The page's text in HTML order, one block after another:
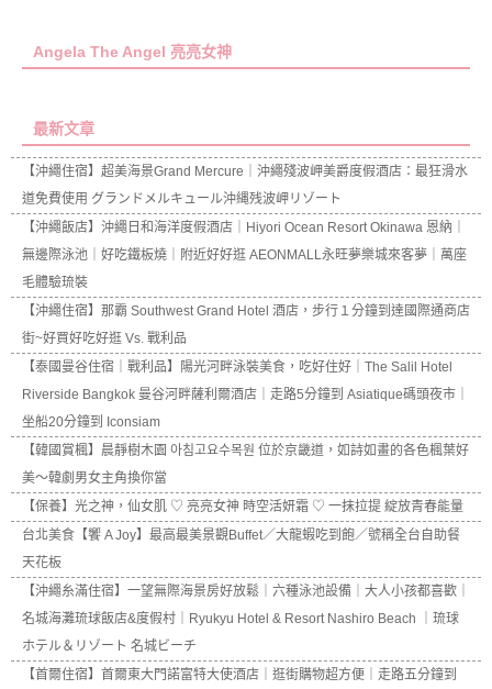
Angela The Angel 亮亮女神
最新文章
【沖繩住宿】超美海景Grand Mercure｜沖繩殘波岬美爵度假酒店：最狂滑水
道免費使用 グランドメルキュール沖縄残波岬リゾート
【沖繩飯店】沖繩日和海洋度假酒店｜Hiyori Ocean Resort Okinawa 恩納｜
無邊際泳池｜好吃鐵板燒｜附近好好逛 AEONMALL永旺夢樂城來客夢｜萬座
毛體驗琉裝
【沖繩住宿】那霸 Southwest Grand Hotel 酒店，步行１分鐘到達國際通商店
街~好買好吃好逛 Vs. 戰利品
【泰國曼谷住宿｜戰利品】陽光河畔泳裝美食，吃好住好｜The Salil Hotel
Riverside Bangkok 曼谷河畔薩利爾酒店｜走路5分鐘到 Asiatique碼頭夜市｜
坐船20分鐘到 Iconsiam
【韓國賞楓】晨靜樹木園 아침고요수목원 位於京畿道，如詩如畫的各色楓葉好
美～韓劇男女主角換你當
【保養】光之神，仙女肌 ♡ 亮亮女神 時空活妍霜 ♡ 一抹拉提 綻放青春能量
台北美食【饗 A Joy】最高最美景觀Buffet／大龍蝦吃到飽／號稱全台自助餐
天花板
【沖繩糸滿住宿】一望無際海景房好放鬆｜六種泳池設備｜大人小孩都喜歡｜
名城海灘琉球飯店&度假村｜Ryukyu Hotel & Resort Nashiro Beach ｜琉球
ホテル＆リゾート 名城ビーチ
【首爾住宿】首爾東大門諾富特大使酒店｜逛街購物超方便｜走路五分鐘到